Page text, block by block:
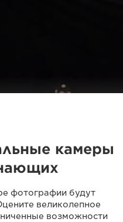
камеры
фотографии будут
великолепное
возможности